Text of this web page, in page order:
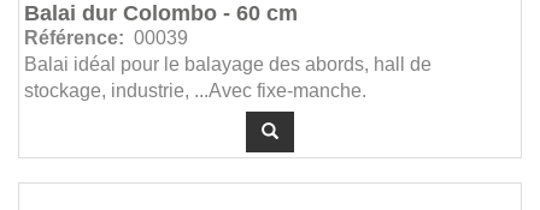
Balai dur Colombo - 60 cm
Référence: 00039
Balai idéal pour le balayage des abords, hall de
stockage, industrie, ...Avec fixe-manche.